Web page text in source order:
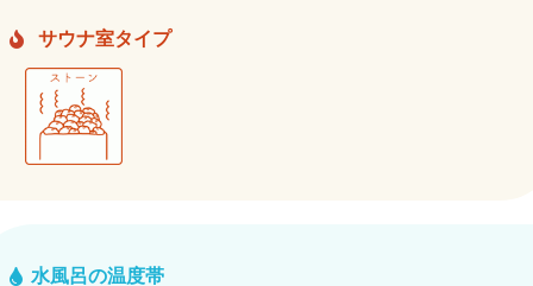
サウナ室タイプ
水風呂の温度帯